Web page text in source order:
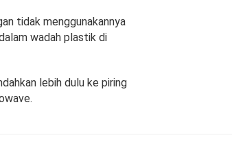
tidak menggunakannya
wadah plastik di
lebih dulu ke piring